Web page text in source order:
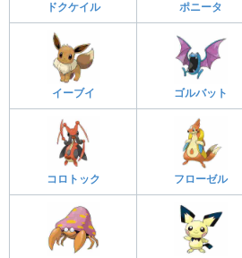
ドクケイル ポニータ
イーブイ ゴルバット
コロトック フローゼル